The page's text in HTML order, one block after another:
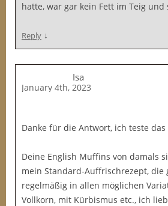
hatte, war gar kein Fett im Teig und
Reply ↓
Isa
January 4th, 2023
Danke für die Antwort, ich teste das
Deine English Muffins von damals
mein Standard-Auffrischrezept, die
regelmäßig in allen möglichen
Vollkorn, mit Kürbismus etc., ich